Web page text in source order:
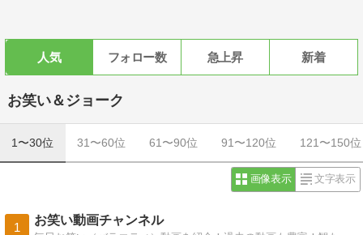
人気 フォロー数 急上昇 新着
お笑い＆ジョーク
1〜30位 31〜60位 61〜90位 91〜120位 121〜150位
画像表示 文字表示
1
お笑い動画チャンネル